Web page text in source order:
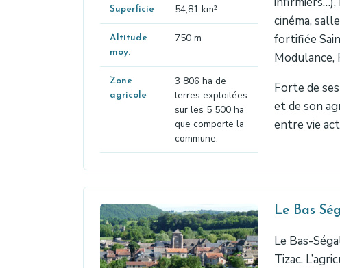
Superficie 54,81 km²
Altitude
moy.
750 m
Zone
agricole
3 806 ha de
terres exploitées
sur les 5 500 ha
que comporte la
commune.
cinéma,
fortifiée
Modulance,
Forte de
et de son
entre vie
Le Bas
Le Bas-
Tizac.